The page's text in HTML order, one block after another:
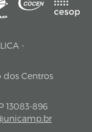
-
dos Centros
13083-896